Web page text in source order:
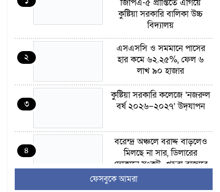
জিপিএ-৫ প্রাপ্তিতে এগিয়ে
কুষ্টিয়া সরকারি বালিকা উচ্চ
বিদ্যালয়
২
এসএসসি ও সমমানে পাসের
হার কমে ৬২.২৫%, ফেল ৬
লাখ ৯০ হাজার
৩
কুষ্টিয়া সরকারি কলেজে ‘নজরুল
বর্ষ ২০২৬–২০২৭’ উদ্‌যাপন
৪
বরেন্দ্র অঞ্চলে বরাদ্দ বাড়লেও
মিলছে না সার, ডিলারের
দোকানে সংকট—খুচরা বাজারে
ফেসবুকে আমরা